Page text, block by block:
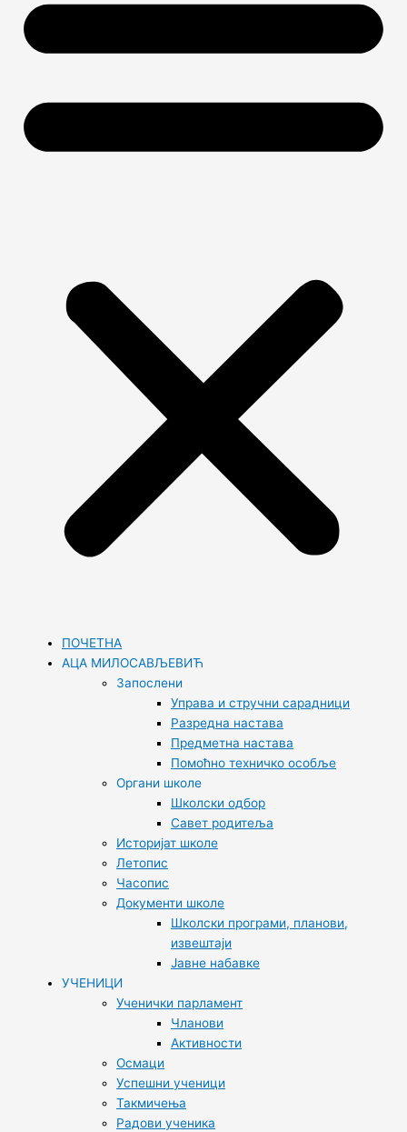
ПОЧЕТНА
АЦА МИЛОСАВЉЕВИЋ
Запослени
Управа и стручни сарадници
Разредна настава
Предметна настава
Помоћно техничко особље
Органи школе
Школски одбор
Савет родитеља
Историјат школе
Летопис
Часопис
Документи школе
Школски програми, планови,
извештаји
Јавне набавке
УЧЕНИЦИ
Ученички парламент
Чланови
Активности
Осмаци
Успешни ученици
Такмичења
Радови ученика